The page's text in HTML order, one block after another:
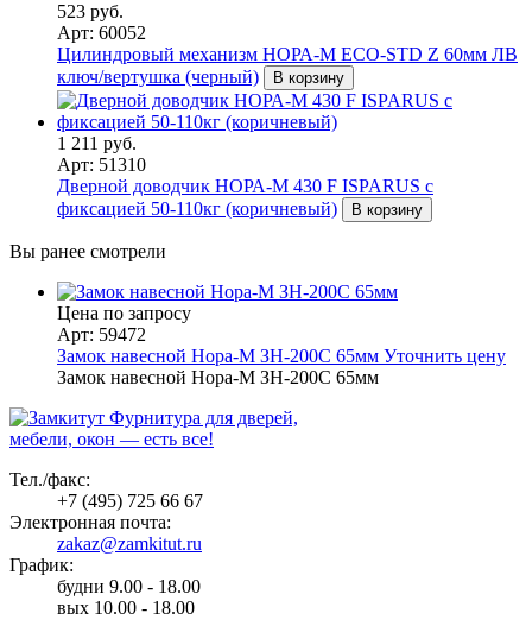
523 руб.
Арт: 60052
Цилиндровый механизм НОРА-М ЕСО-STD Z 60мм ЛВ
ключ/вертушка (черный)
В корзину
1 211 руб.
Арт: 51310
Дверной доводчик НОРА-M 430 F ISPARUS с
фиксацией 50-110кг (коричневый)
В корзину
Вы ранее смотрели
Цена по запросу
Арт: 59472
Замок навесной Нора-М ЗН-200C 65мм Уточнить цену
Замок навесной Нора-М ЗН-200C 65мм
Фурнитура для дверей,
мебели, окон — есть все!
Тел./факс:
+7 (495) 725 66 67
Электронная почта:
zakaz@zamkitut.ru
График:
будни 9.00 - 18.00
вых 10.00 - 18.00